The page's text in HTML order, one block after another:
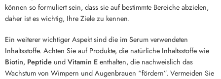
können so formuliert sein, dass sie auf bestimmte Bereiche abzielen,
daher ist es wichtig, Ihre Ziele zu kennen.
Ein weiterer wichtiger Aspekt sind die im Serum verwendeten
Inhaltsstoffe. Achten Sie auf Produkte, die natürliche Inhaltsstoffe wie
Biotin, Peptide undVitamin Eenthalten, die nachweislich das
Wachstum von Wimpern und Augenbrauen “fördern”. Vermeiden Sie